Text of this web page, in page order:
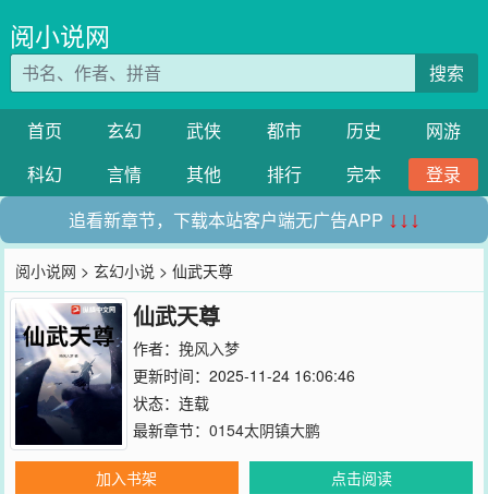
阅小说网
搜索
首页 玄幻 武侠 都市 历史
网游
科幻
言情 其他 排行 完本
登录
追看新章节，下载本站客户端无广告APP ↓↓↓
阅小说网 >玄幻小说 > 仙武天尊
仙武天尊
作者： 挽风入梦
更新时间：2025-11-24 16:06:46
状态：连载
最新章节： 0154太阴镇大鹏
加入书架
点击阅读